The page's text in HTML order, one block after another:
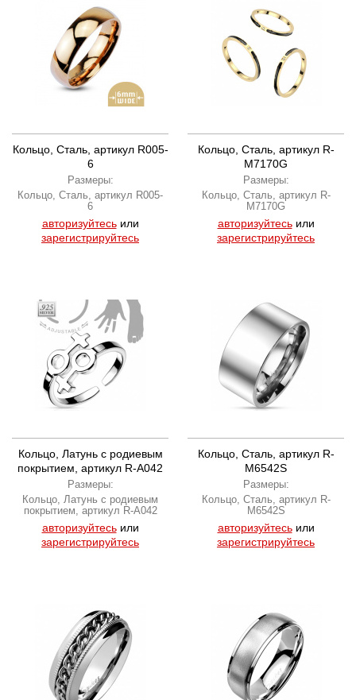
Кольцо, Сталь, артикул R005-
6
Размеры:
Кольцо, Сталь, артикул R005-
6
авторизуйтесьили
зарегистрируйтесь
Кольцо, Сталь, артикул R-
M7170G
Размеры:
Кольцо, Сталь, артикул R-
M7170G
авторизуйтесьили
зарегистрируйтесь
Кольцо, Латунь с родиевым
покрытием, артикул R-A042
Размеры:
Кольцо, Латунь с родиевым
покрытием, артикул R-A042
авторизуйтесьили
зарегистрируйтесь
Кольцо, Сталь, артикул R-
M6542S
Размеры:
Кольцо, Сталь, артикул R-
M6542S
авторизуйтесьили
зарегистрируйтесь